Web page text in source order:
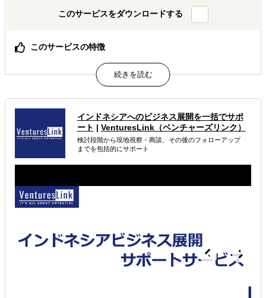
このサービスをダウンロードする
このサービスの特徴
海外販路の開拓から物流の手配まで一気通貫で支援可能で
す。
お客様の商品に合わせて、さまざまな販路開拓方法を提供
できます。
属するジャンル
海外進出総合支援 販路拡大（営業代行・販売代理店探し）
解決できる課題
自社事業に最適な進出形態を知りたい
インドネシアへのビジネス展開を一括でサポ
ート | VenturesLink（ベンチャーズリンク）
検討段階から現地視察・商談、その後のフォローアップ
までを包括的にサポート